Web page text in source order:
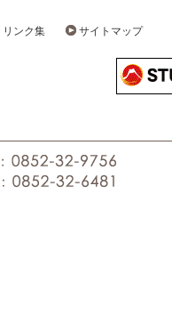
リンク集 サイトマップ